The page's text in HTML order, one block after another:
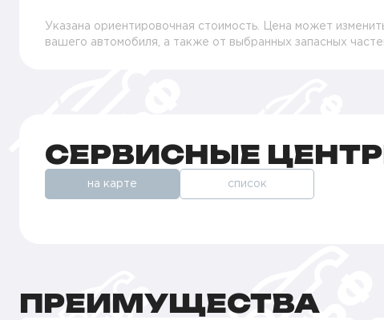
Указана ориентировочная стоимость. Цена может
вашего автомобиля, а также от выбранных запасных
СЕРВИСНЫЕ
на карте список
ПРЕИМУЩЕСТВА